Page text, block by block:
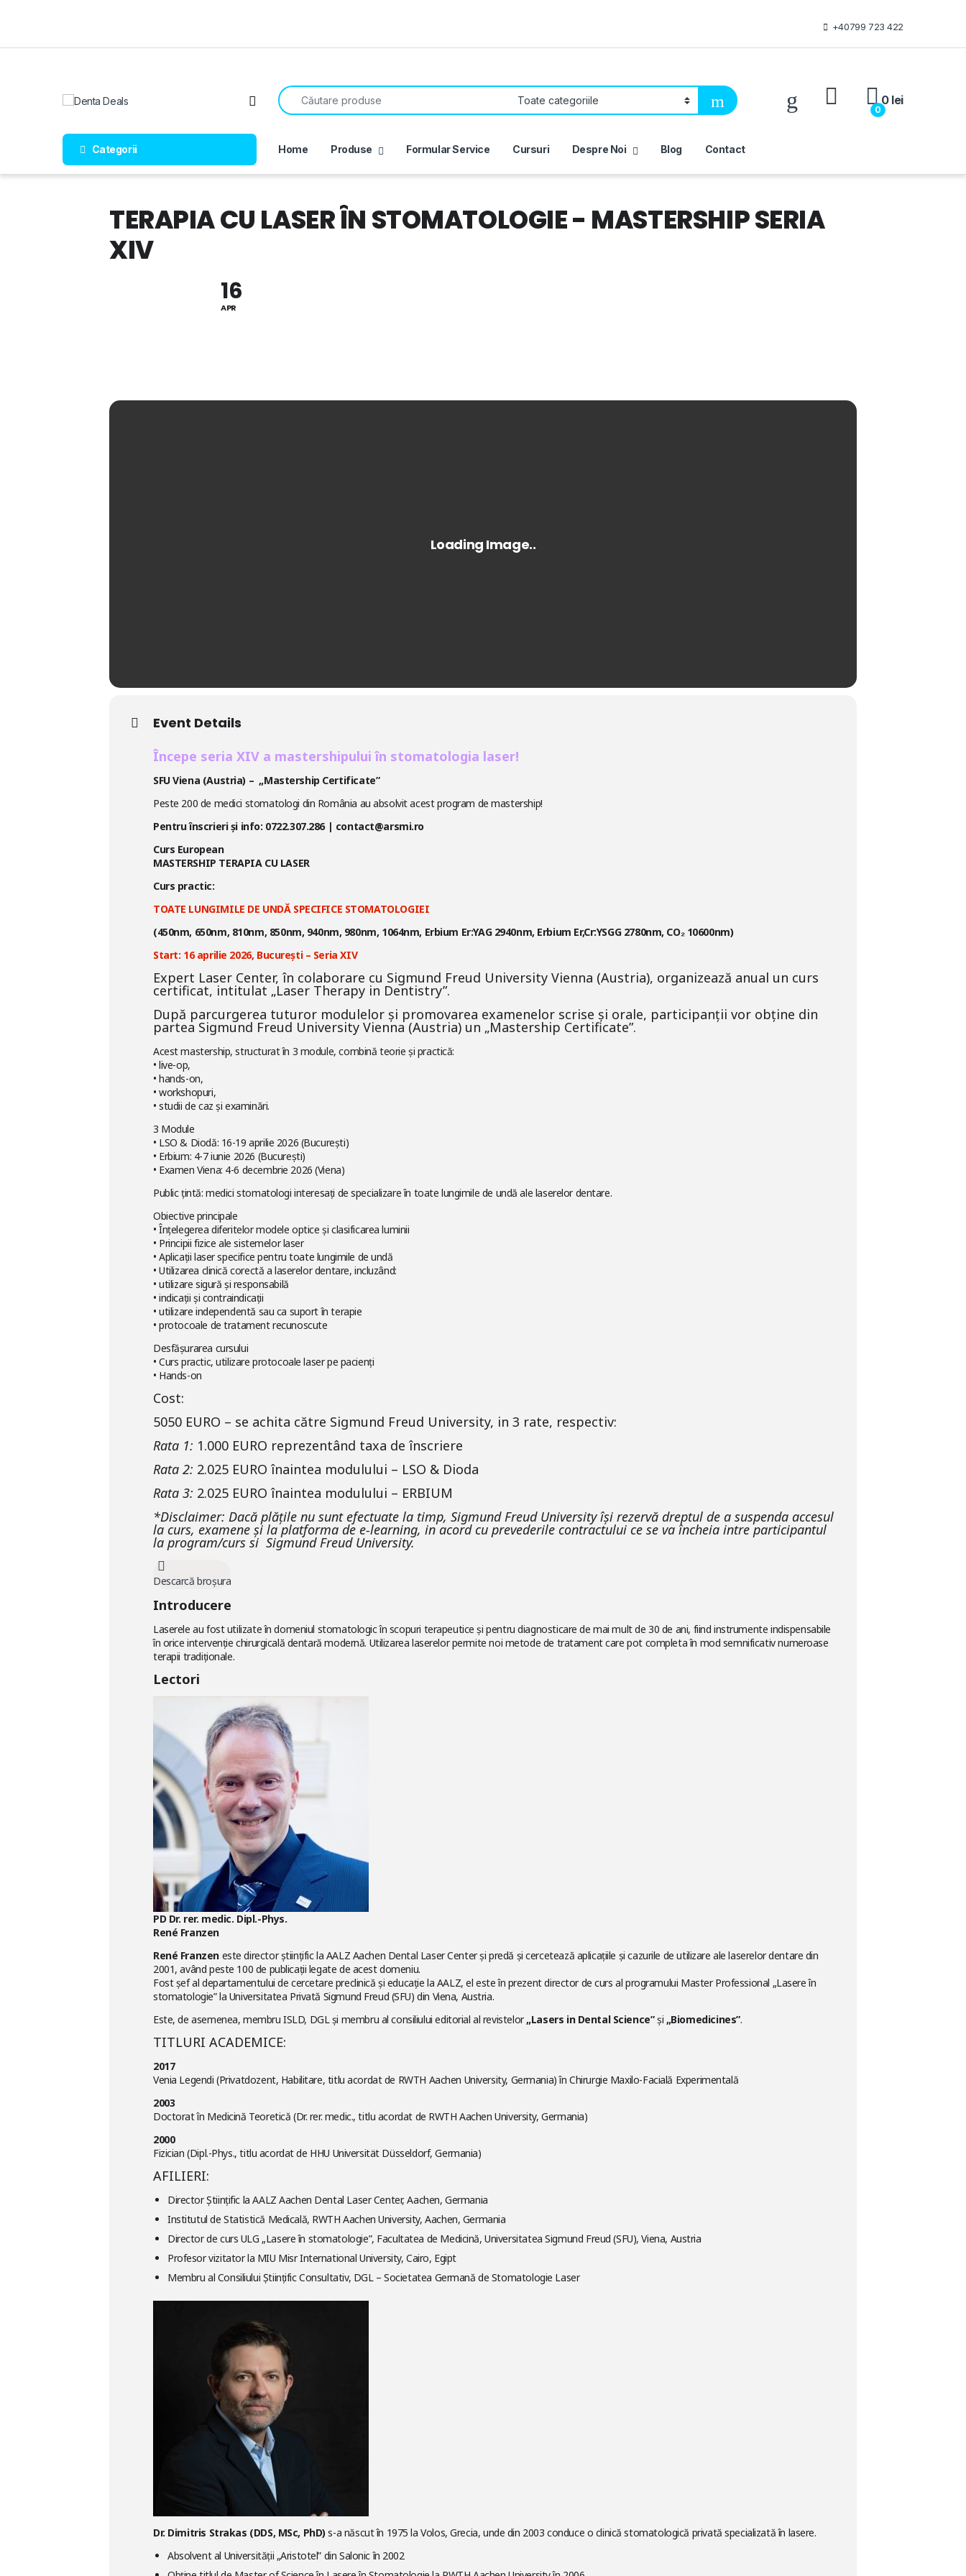
+40799 723 422
Open
Search for:
My Account
0
0 lei
Categorii Home Produse Formular Service Cursuri Despre Noi Blog Contact
TERAPIA CU LASER ÎN STOMATOLOGIE - MASTERSHIP SERIA
XIV
16
APR
Event Details
Începe seria XIV a mastershipului în stomatologia laser!
SFU Viena (Austria) – „Mastership Certificate”
Peste 200 de medici stomatologi din România au absolvit acest program de mastership!
Pentru înscrieri și info: 0722.307.286 | contact@arsmi.ro
Curs European
MASTERSHIP TERAPIA CU LASER
Curs practic:
TOATE LUNGIMILE DE UNDĂ SPECIFICE STOMATOLOGIEI
(450nm, 650nm, 810nm, 850nm, 940nm, 980nm, 1064nm, Erbium Er:YAG 2940nm, Erbium Er,Cr:YSGG 2780nm, CO₂ 10600nm)
Start: 16 aprilie 2026, București – Seria XIV
Expert Laser Center, în colaborare cu Sigmund Freud University Vienna (Austria), organizează anual un curs
certificat, intitulat „Laser Therapy in Dentistry”.
După parcurgerea tuturor modulelor și promovarea examenelor scrise și orale, participanții vor obține din
partea Sigmund Freud University Vienna (Austria) un „Mastership Certificate”.
Acest mastership, structurat în 3 module, combină teorie și practică:
• live-op,
• hands-on,
• workshopuri,
• studii de caz și examinări.
3 Module
• LSO & Diodă: 16-19 aprilie 2026 (București)
• Erbium: 4-7 iunie 2026 (București)
• Examen Viena: 4-6 decembrie 2026 (Viena)
Public țintă: medici stomatologi interesați de specializare în toate lungimile de undă ale laserelor dentare.
Obiective principale
• Înțelegerea diferitelor modele optice și clasificarea luminii
• Principii fizice ale sistemelor laser
• Aplicații laser specifice pentru toate lungimile de undă
• Utilizarea clinică corectă a laserelor dentare, incluzând:
• utilizare sigură și responsabilă
• indicații și contraindicații
• utilizare independentă sau ca suport în terapie
• protocoale de tratament recunoscute
Desfășurarea cursului
• Curs practic, utilizare protocoale laser pe pacienți
• Hands-on
Cost:
5050 EURO – se achita către Sigmund Freud University, in 3 rate, respectiv:
Rata 1: 1.000 EURO reprezentând taxa de înscriere
Rata 2: 2.025 EURO înaintea modulului – LSO & Dioda
Rata 3: 2.025 EURO înaintea modulului – ERBIUM
*Disclaimer: Dacă plățile nu sunt efectuate la timp, Sigmund Freud University își rezervă dreptul de a suspenda accesul
la curs, examene și la platforma de e-learning, in acord cu prevederile contractului ce se va încheia intre participantul
la program/curs si Sigmund Freud University.
Descarcă broșura
Introducere
Laserele au fost utilizate în domeniul stomatologic în scopuri terapeutice şi pentru diagnosticare de mai mult de 30 de ani, fiind instrumente indispensabile
în orice intervenţie chirurgicală dentară modernă. Utilizarea laserelor permite noi metode de tratament care pot completa în mod semnificativ numeroase
terapii tradiţionale.
Lectori
PD Dr. rer. medic. Dipl.-Phys.
René Franzen
René Franzeneste director științific la AALZ Aachen Dental Laser Center și predă și cercetează aplicațiile și cazurile de utilizare ale laserelor dentare din
2001, având peste 100 de publicații legate de acest domeniu.
Fost șef al departamentului de cercetare preclinică și educație la AALZ, el este în prezent director de curs al programului Master Professional „Lasere în
stomatologie” la Universitatea Privată Sigmund Freud (SFU) din Viena, Austria.
Este, de asemenea, membru ISLD, DGL și membru al consiliului editorial al revistelor„Lasers in Dental Science”și „Biomedicines”.
TITLURI ACADEMICE:
2017
Venia Legendi (Privatdozent, Habilitare, titlu acordat de RWTH Aachen University, Germania) în Chirurgie Maxilo-Facială Experimentală
2003
Doctorat în Medicină Teoretică (Dr. rer. medic., titlu acordat de RWTH Aachen University, Germania)
2000
Fizician (Dipl.-Phys., titlu acordat de HHU Universität Düsseldorf, Germania)
AFILIERI:
Director Științific la AALZ Aachen Dental Laser Center, Aachen, Germania
Institutul de Statistică Medicală, RWTH Aachen University, Aachen, Germania
Director de curs ULG „Lasere în stomatologie”, Facultatea de Medicină, Universitatea Sigmund Freud (SFU), Viena, Austria
Profesor vizitator la MIU Misr International University, Cairo, Egipt
Membru al Consiliului Științific Consultativ, DGL – Societatea Germană de Stomatologie Laser
Dr. Dimitris Strakas (DDS, MSc, PhD) s-a născut în 1975 la Volos, Grecia, unde din 2003 conduce o clinică stomatologică privată specializată în lasere.
Absolvent al Universității „Aristotel” din Salonic în 2002